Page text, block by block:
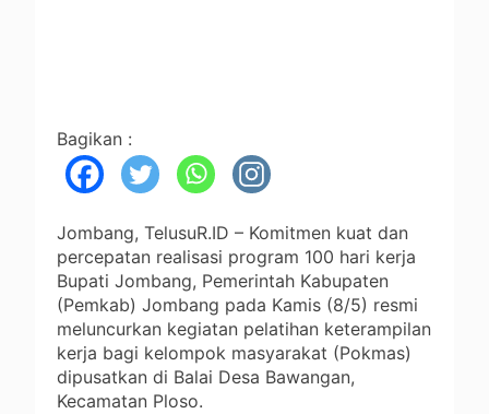
Bagikan :
Jombang, TelusuR.ID – Komitmen kuat dan
percepatan realisasi program 100 hari kerja
Bupati Jombang, Pemerintah Kabupaten
(Pemkab) Jombang pada Kamis (8/5) resmi
meluncurkan kegiatan pelatihan keterampilan
kerja bagi kelompok masyarakat (Pokmas)
dipusatkan di Balai Desa Bawangan,
Kecamatan Ploso.